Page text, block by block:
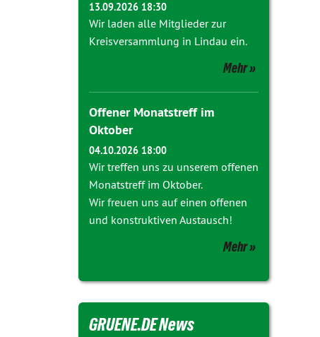
13.09.2026 18:30
Wir laden alle Mitglieder zur
Kreisversammlung in Lindau ein.
Mehr
Offener Monatstreff im
Oktober
04.10.2026 18:00
Wir treffen uns zu unserem offenen
Monatstreff im Oktober.
Wir freuen uns auf einen offenen
und konstruktiven Austausch!
Mehr
GRUENE.DE News